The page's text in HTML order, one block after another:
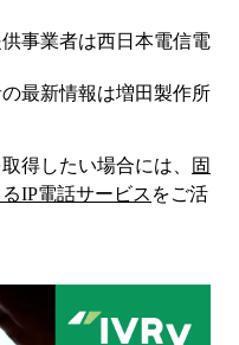
事業者は西日本電信電
最新情報は増田製作所
取得したい場合には、
固
IP電話サービス をご活